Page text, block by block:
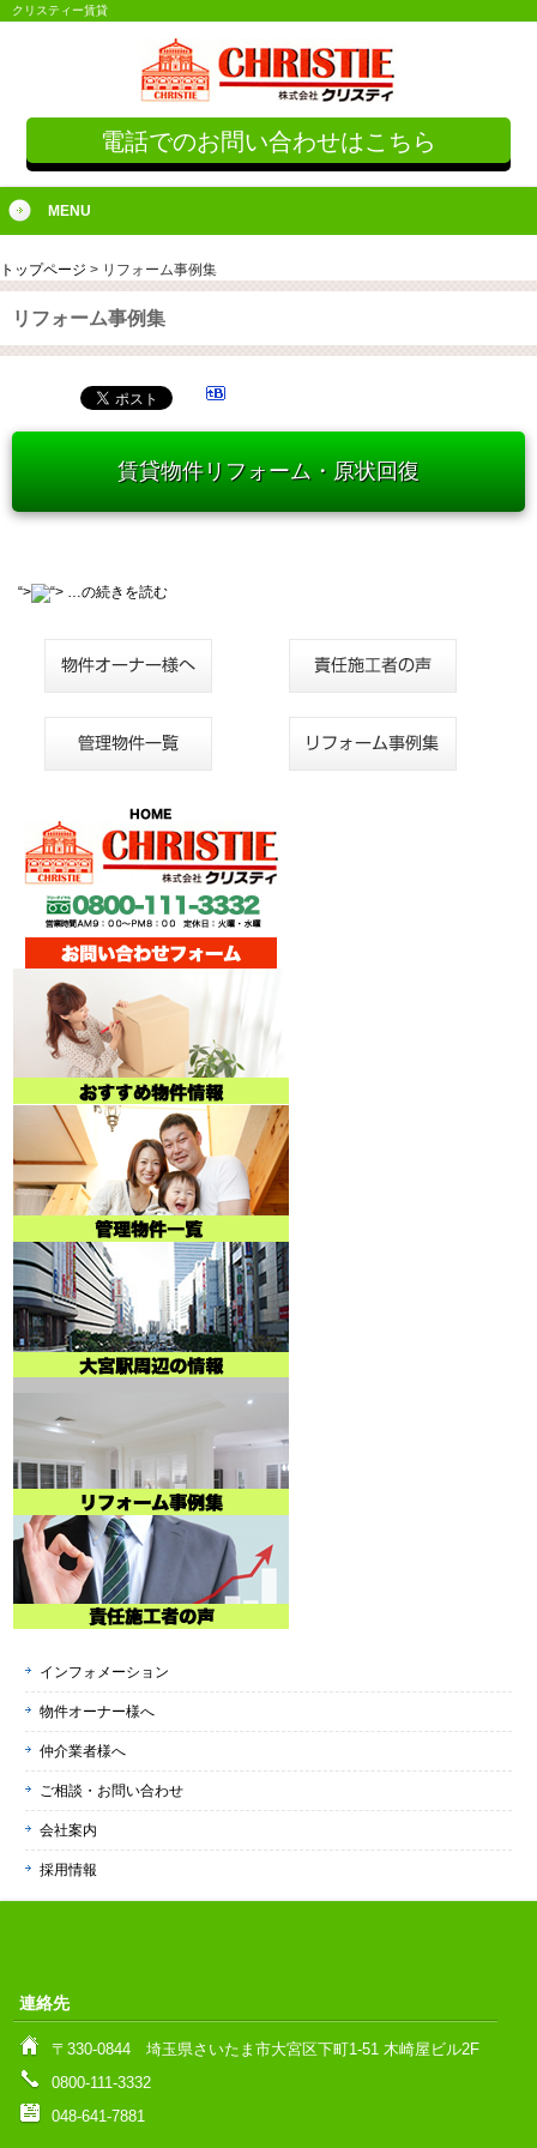
クリスティー賃貸
電話でのお問い合わせはこちら
MENU
トップページ > リフォーム事例集
リフォーム事例集
賃貸物件リフォーム・原状回復
“> “> …の続きを読む
インフォメーション
物件オーナー様へ
仲介業者様へ
ご相談・お問い合わせ
会社案内
採用情報
連絡先
〒330-0844 埼玉県さいたま市大宮区下町1-51 木崎屋ビル2F
0800-111-3332
048-641-7881